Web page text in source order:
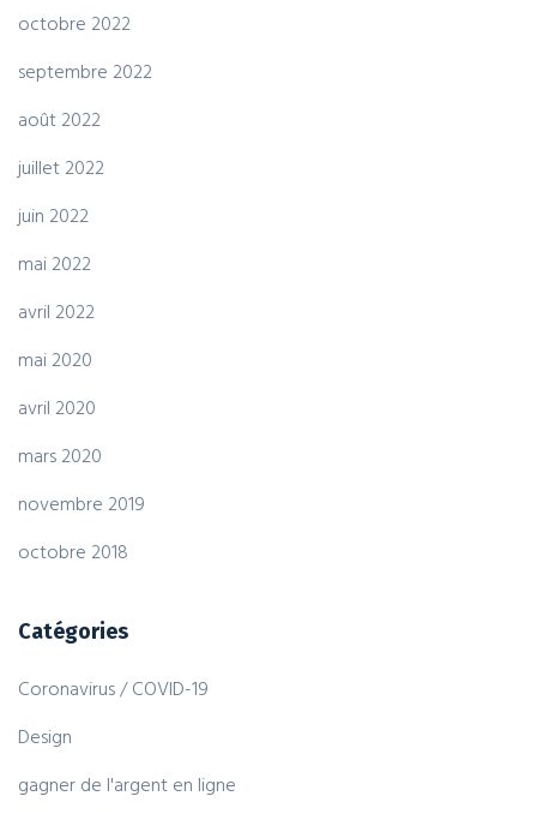
octobre 2022
septembre 2022
août 2022
juillet 2022
juin 2022
mai 2022
avril 2022
mai 2020
avril 2020
mars 2020
novembre 2019
octobre 2018
Catégories
Coronavirus / COVID-19
Design
gagner de l'argent en ligne